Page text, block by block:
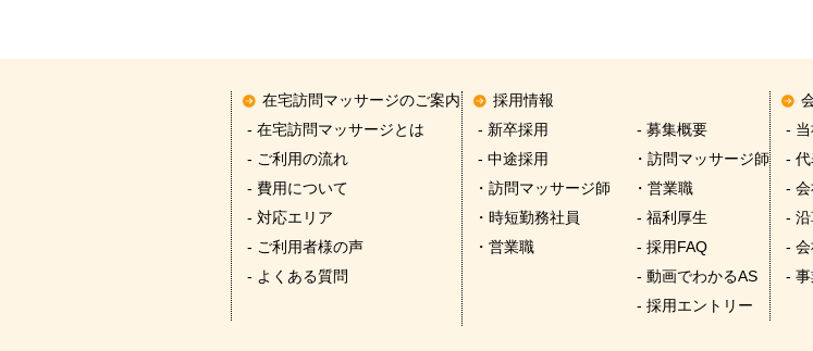
在宅訪問マッサージのご案内
- 在宅訪問マッサージとは
- ご利用の流れ
- 費用について
- 対応エリア
- ご利用者様の声
- よくある質問
採用情報
- 新卒採用
- 中途採用
・訪問マッサージ師
・時短勤務社員
・営業職
- 募集概要
・訪問マッサージ師
・営業職
- 福利厚生
- 採用FAQ
- 動画でわかるAS
- 採用エントリー
-
-
-
-
-
- 事